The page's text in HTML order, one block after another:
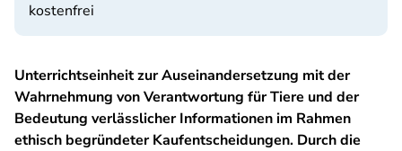
kostenfrei
Unterrichtseinheit zur Auseinandersetzung mit der
Wahrnehmung von Verantwortung für Tiere und der
Bedeutung verlässlicher Informationen im Rahmen
ethisch begründeter Kaufentscheidungen. Durch die